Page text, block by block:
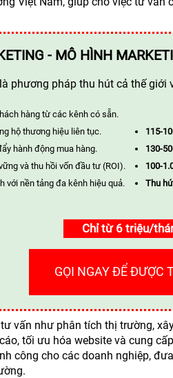
- MÔ HÌNH
phương pháp thu hút cả thế
hàng từ các kênh có sẵn.
hộ thương hiệu liên tục.
hành động mua hàng.
và thu hồi vốn đầu tư (ROI).
với nền tảng đa kênh hiệu quả.
115-
130-
100-
Thu
Chỉ từ 6 triệu/
GỌI NGAY ĐỂ ĐƯỢC
vấn như phân tích thị trường,
tối ưu hóa website và cung
công cho các doanh nghiệp,